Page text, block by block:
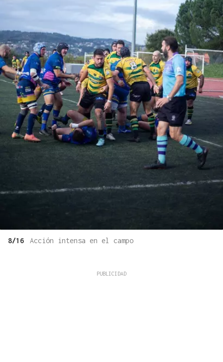
8/16 Acción intensa en el campo